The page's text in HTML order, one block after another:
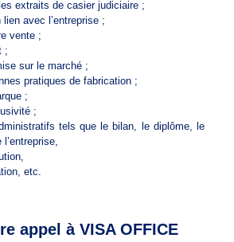
extraits de casier judiciaire ;
avec l’entreprise ;
vente ;
;
sur le marché ;
pratiques de fabrication ;
;
;
tels que le bilan, le diplôme, le
etc.
appel à VISA OFFICE